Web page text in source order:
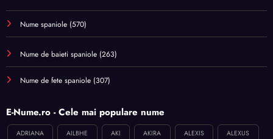
Nume spaniole (570)
Nume de baieti spaniole (263)
Nume de fete spaniole (307)
E-Nume.ro - Cele mai populare nume
ADRIANA AILBHE AKI AKIRA ALEXIS ALEXUS